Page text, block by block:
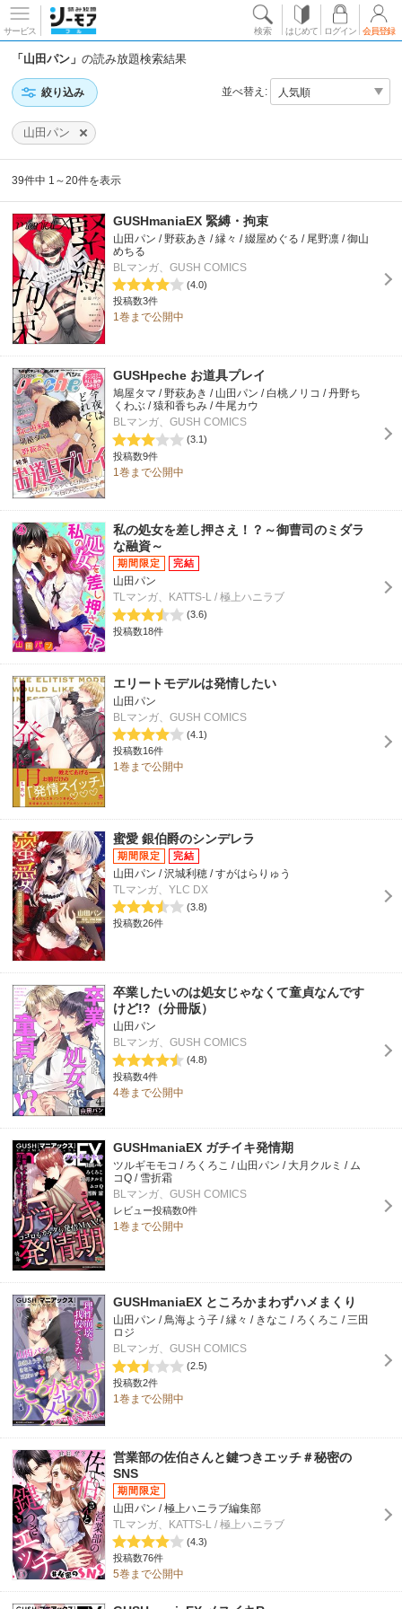
サービス 検索 はじめて ログイン 会員登録
「山田パン」の読み放題検索結果
絞り込み 並べ替え:
山田パン
39件中 1～20件を表示
GUSHmaniaEX 緊縛・拘束
山田パン / 野萩あき / 縁々 / 綴屋めぐる / 尾野凛 / 御山
めちる
BLマンガ、GUSH COMICS
(4.0)
投稿数3件
1巻まで公開中
GUSHpeche お道具プレイ
鳩屋タマ / 野萩あき / 山田パン / 白桃ノリコ / 丹野ち
くわぶ / 猿和香ちみ / 牛尾カウ
BLマンガ、GUSH COMICS
(3.1)
投稿数9件
1巻まで公開中
私の処女を差し押さえ！？～御曹司のミダラ
な融資～
山田パン
TLマンガ、KATTS-L / 極上ハニラブ
(3.6)
投稿数18件
エリートモデルは発情したい
山田パン
BLマンガ、GUSH COMICS
(4.1)
投稿数16件
1巻まで公開中
蜜愛 銀伯爵のシンデレラ
山田パン / 沢城利穂 / すがはらりゅう
TLマンガ、YLC DX
(3.8)
投稿数26件
卒業したいのは処女じゃなくて童貞なんです
けど!?（分冊版）
山田パン
BLマンガ、GUSH COMICS
(4.8)
投稿数4件
4巻まで公開中
GUSHmaniaEX ガチイキ発情期
ツルギモモコ / ろくろこ / 山田パン / 大月クルミ / ム
コQ / 雪折霜
BLマンガ、GUSH COMICS
レビュー投稿数0件
1巻まで公開中
GUSHmaniaEX ところかまわずハメまくり
山田パン / 鳥海よう子 / 縁々 / きなこ / ろくろこ / 三田
ロジ
BLマンガ、GUSH COMICS
(2.5)
投稿数2件
1巻まで公開中
営業部の佐伯さんと鍵つきエッチ＃秘密の
SNS
山田パン / 極上ハニラブ編集部
TLマンガ、KATTS-L / 極上ハニラブ
(4.3)
投稿数76件
5巻まで公開中